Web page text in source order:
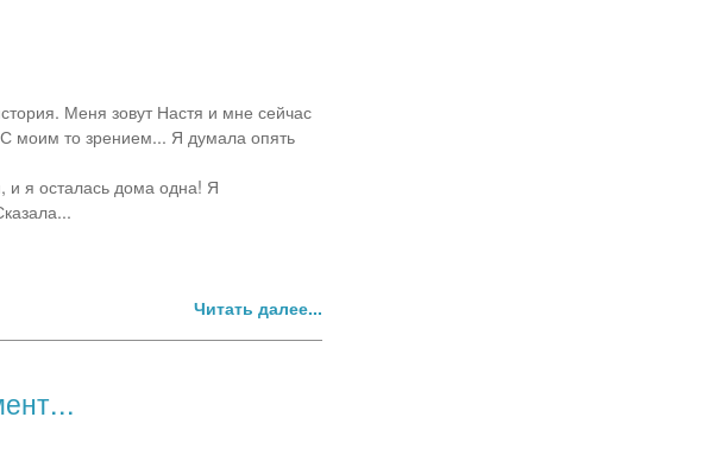
Меня зовут Настя и мне сейчас
С моим то зрением... Я думала опять
и я осталась дома одна! Я
Читать далее...